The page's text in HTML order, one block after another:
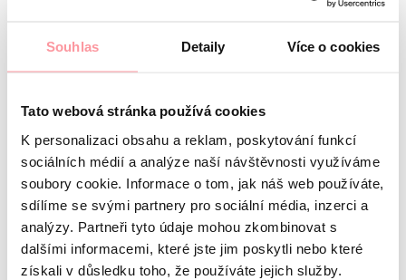
Souhlas Detaily Více o cookies
Tato webová stránka používá cookies
K personalizaci obsahu a reklam, poskytování funkcí
sociálních médií a analýze naší návštěvnosti využíváme
soubory cookie. Informace o tom, jak náš web používáte,
sdílíme se svými partnery pro sociální média, inzerci a
analýzy. Partneři tyto údaje mohou zkombinovat s
dalšími informacemi, které jste jim poskytli nebo které
získali v důsledku toho, že používáte jejich služby.
Sunt interesat de
Orice comunicare este cât se poate de discretă, nu vă
fie teamă să ne întrebați nimic
Toate comunicările sunt criptate folosind SSL și
sunt guvernate de politica noastră de confidențialitate
Politica de Confidențialitate